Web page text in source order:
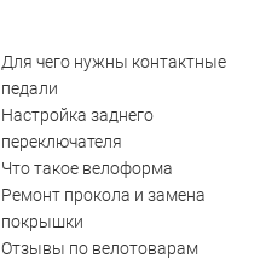
Для чего нужны контактные
педали
Настройка заднего
переключателя
Что такое велоформа
Ремонт прокола и замена
покрышки
Отзывы по велотоварам